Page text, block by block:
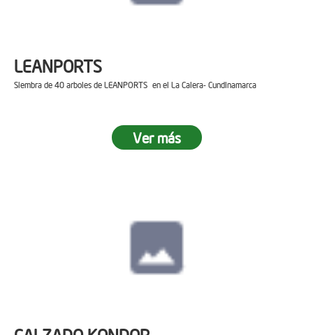
LEANPORTS
Siembra de 40 arboles de LEANPORTS en el La Calera- Cundinamarca
Ver más